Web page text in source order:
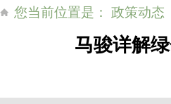
您当前位置是： 政策动态
马骏详解